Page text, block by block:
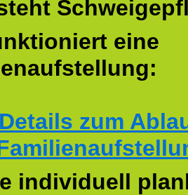
eine
zum
individuell